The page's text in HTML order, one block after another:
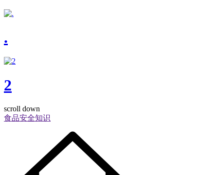
.
2
scroll down
食品安全知识